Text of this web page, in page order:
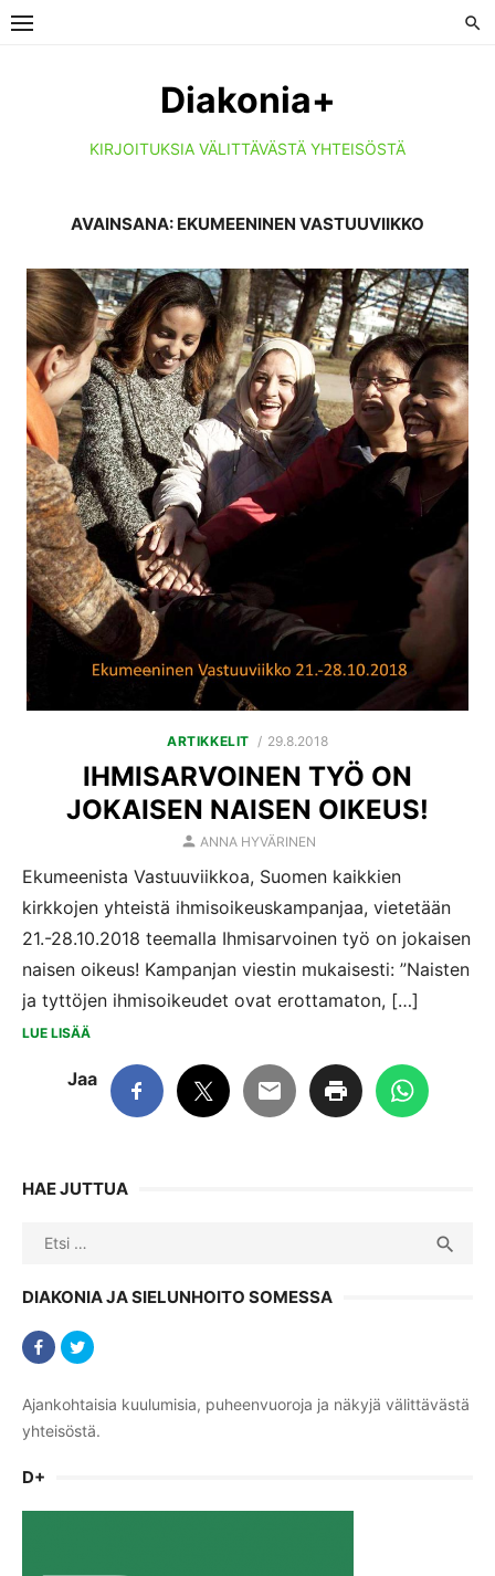
Skip
Diakonia+
KIRJOITUKSIA VÄLITTÄVÄSTÄ YHTEISÖSTÄ
AVAINSANA: EKUMEENINEN VASTUUVIIKKO
ARTIKKELIT
POSTED
29.8.2018
IHMISARVOINEN TYÖ ON
JOKAISEN NAISEN OIKEUS!
AUTHOR
ANNA HYVÄRINEN
Ekumeenista Vastuuviikkoa, Suomen kaikkien
kirkkojen yhteistä ihmisoikeuskampanjaa, vietetään
21.-28.10.2018 teemalla Ihmisarvoinen työ on jokaisen
naisen oikeus! Kampanjan viestin mukaisesti: ”Naisten
ja tyttöjen ihmisoikeudet ovat erottamaton, […]
LUE LISÄÄ
Jaa
HAE JUTTUA
Search

DIAKONIA JA SIELUNHOITO SOMESSA
Ajankohtaisia kuulumisia, puheenvuoroja ja näkyjä välittävästä
yhteisöstä.
D+